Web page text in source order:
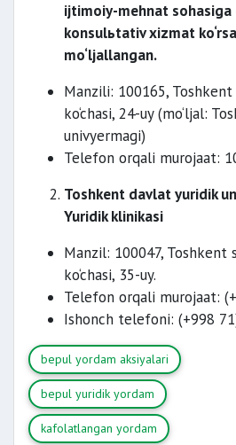
ijtimoiy-mehnat sohasiga
konsulьtativ xizmat
mo‘ljallangan.
Manzili: 100165, Toshkent
ko‘chasi, 24-uy (mo‘ljal:
univyermagi)
Telefon orqali murojaat:
Toshkent davlat yuridik
Yuridik klinikasi
Manzil: 100047, Toshkent
ko‘chasi, 35-uy.
Telefon orqali murojaat:
Ishonch telefoni: (+998
bepul yordam aksiyalari
bepul yuridik yordam
kafolatlangan yordam